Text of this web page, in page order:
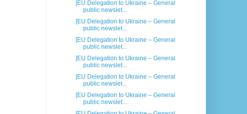
[EU Delegation to Ukraine – General
public newslet...
[EU Delegation to Ukraine – General
public newslet...
[EU Delegation to Ukraine – General
public newslet...
[EU Delegation to Ukraine – General
public newslet...
[EU Delegation to Ukraine – General
public newslet...
[EU Delegation to Ukraine – General
public newslet...